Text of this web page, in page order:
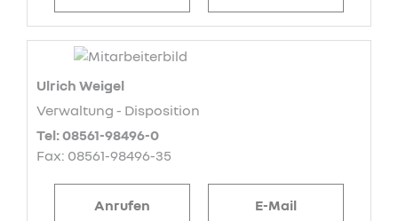
Ulrich Weigel
Verwaltung - Disposition
Tel: 08561-98496-0
Fax: 08561-98496-35
Anrufen E-Mail